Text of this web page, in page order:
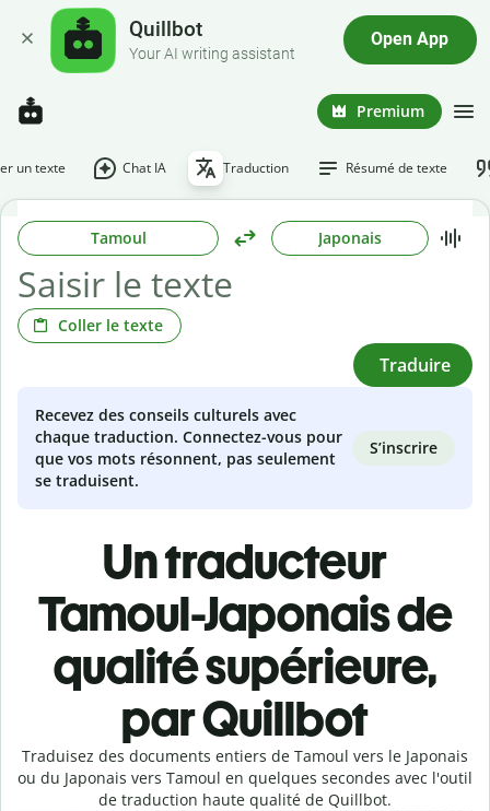
Quillbot
Your AI writing assistant
Open App
Premium
un texte Chat IA Traduction Résumé de texte
Tamoul Japonais
Coller le texte
Traduire
Recevez des conseils culturels avec
chaque traduction. Connectez-vous pour
que vos mots résonnent, pas seulement
se traduisent.
S’inscrire
Un traducteur
Tamoul-Japonais de
qualité supérieure,
par Quillbot
Traduisez des documents entiers de Tamoul vers le Japonais
ou du Japonais vers Tamoul en quelques secondes avec l'outil
de traduction haute qualité de Quillbot.